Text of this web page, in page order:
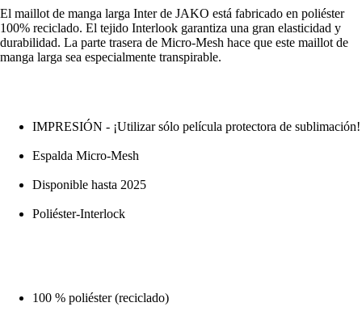
El maillot de manga larga Inter de JAKO está fabricado en poliéster
100% reciclado. El tejido Interlook garantiza una gran elasticidad y
durabilidad. La parte trasera de Micro-Mesh hace que este maillot de
manga larga sea especialmente transpirable.
IMPRESIÓN - ¡Utilizar sólo película protectora de sublimación!
Espalda Micro-Mesh
Disponible hasta 2025
Poliéster-Interlock
100 % poliéster (reciclado)